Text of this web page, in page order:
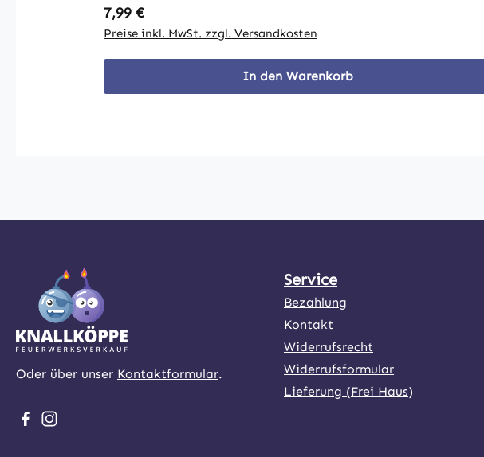
setzt unmittelbar nach der Zündung etwa 20 Sekunden lang
dichten, blauen Rauch frei. ACHTUNG! Dieses Produkt stößt an
Rauch in kürzerer Zeit freigegeben werden ohne die gesetzlich
zugelassene Brennrate zu überschreiten. Dank seines
Regulärer Preis:
7,99 €
Preise inkl. MwSt. zzgl. Versandkosten
In den Warenkorb
Oder über unser Kontaktformular.
Besuche uns auf Facebook – öffnet in neuem Tab (externer Link)
Schau auf Instagram vorbei – öffnet in neuem Tab (externer Link)
Service
Bezahlung
Kontakt
Widerrufsrecht
Widerrufsformular
Lieferung (Frei Haus)